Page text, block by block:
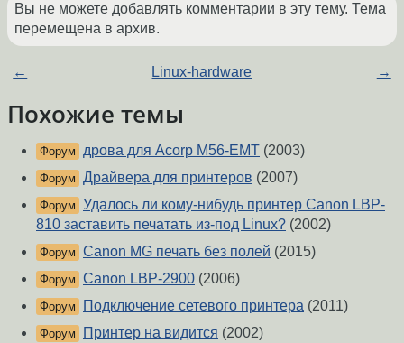
Вы не можете добавлять комментарии в эту тему. Тема
перемещена в архив.
← Linux-hardware →
Похожие темы
Форум дрова для Acorp M56-EMT (2003)
Форум Драйвера для принтеров (2007)
Форум Удалось ли кому-нибудь принтер Canon LBP-
810 заставить печатать из-под Linux? (2002)
Форум Canon MG печать без полей (2015)
Форум Canon LBP-2900 (2006)
Форум Подключение сетевого принтера (2011)
Форум Принтер на видится (2002)